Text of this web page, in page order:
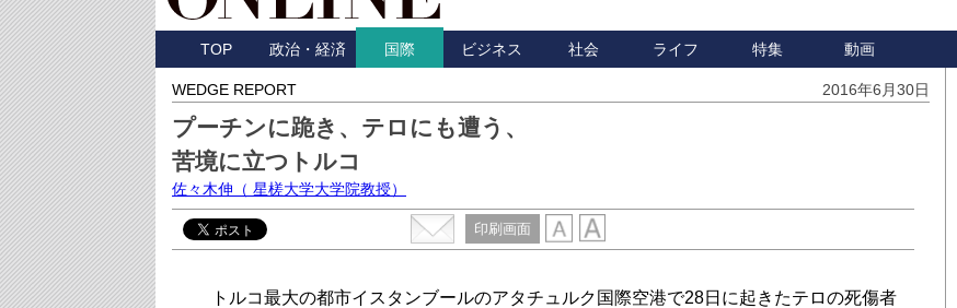
TOP 政治・経済 国際 ビジネス 社会 ライフ 特集 動画
WEDGE REPORT 2016年6月30日
プーチンに跪き、テロにも遭う、
苦境に立つトルコ
佐々木伸 （ 星槎大学大学院教授）
印刷画面
トルコ最大の都市イスタンブールのアタチュルク国際空港で28日に起きたテロの死傷者